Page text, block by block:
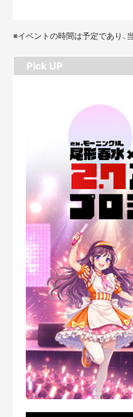
※イベントの時間は予定であり、
Pick UP